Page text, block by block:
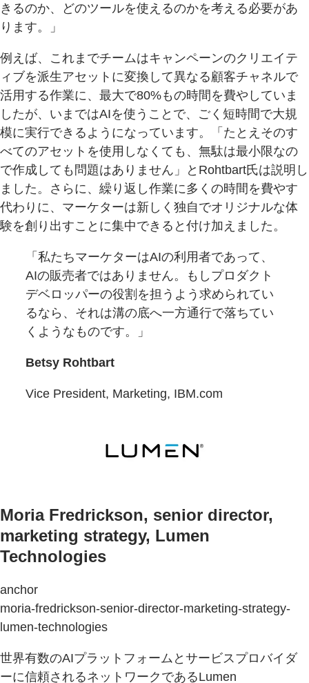
きるのか、どのツールを使えるのかを考える必要があ
ります。」
例えば、これまでチームはキャンペーンのクリエイテ
ィブを派生アセットに変換して異なる顧客チャネルで
活用する作業に、最大で80%もの時間を費やしていま
したが、いまではAIを使うことで、ごく短時間で大規
模に実行できるようになっています。「たとえそのす
べてのアセットを使用しなくても、無駄は最小限なの
で作成しても問題はありません」とRohtbart氏は説明し
ました。さらに、繰り返し作業に多くの時間を費やす
代わりに、マーケターは新しく独自でオリジナルな体
験を創り出すことに集中できると付け加えました。
「私たちマーケターはAIの利用者であって、
AIの販売者ではありません。もしプロダクト
デベロッパーの役割を担うよう求められてい
るなら、それは溝の底へ一方通行で落ちてい
くようなものです。」
Betsy Rohtbart
Vice President, Marketing, IBM.com
Moria Fredrickson, senior director,
marketing strategy, Lumen
Technologies
anchor
moria-fredrickson-senior-director-marketing-strategy-
lumen-technologies
世界有数のAIプラットフォームとサービスプロバイダ
ーに信頼されるネットワークであるLumen